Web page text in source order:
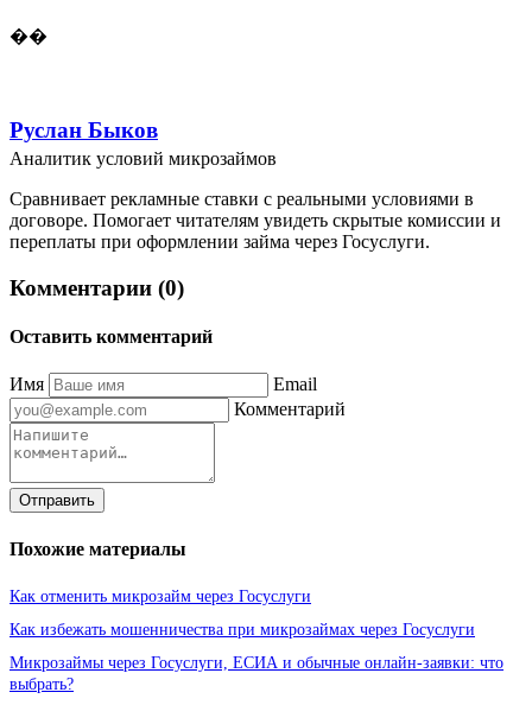
��
Руслан Быков
Аналитик условий микрозаймов
Сравнивает рекламные ставки с реальными условиями в
договоре. Помогает читателям увидеть скрытые комиссии и
переплаты при оформлении займа через Госуслуги.
Комментарии (0)
Оставить комментарий
Имя
Email
Комментарий
Отправить
Похожие материалы
Как отменить микрозайм через Госуслуги
Как избежать мошенничества при микрозаймах через Госуслуги
Микрозаймы через Госуслуги, ЕСИА и обычные онлайн-заявки: что
выбрать?